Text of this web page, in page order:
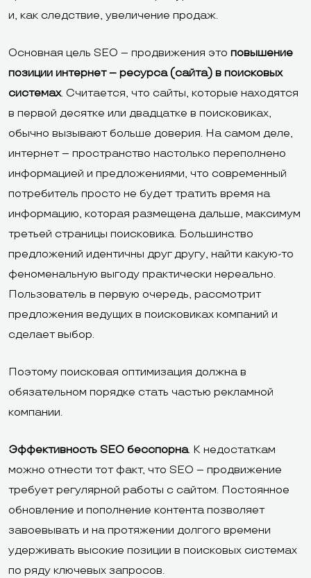
и, как следствие, увеличение продаж.
Основная цель SEO – продвижения это повышение
позиции интернет – ресурса (сайта) в поисковых
системах. Считается, что сайты, которые находятся
в первой десятке или двадцатке в поисковиках,
обычно вызывают больше доверия. На самом деле,
интернет – пространство настолько переполнено
информацией и предложениями, что современный
потребитель просто не будет тратить время на
информацию, которая размещена дальше, максимум
третьей страницы поисковика. Большинство
предложений идентичны друг другу, найти какую-то
феноменальную выгоду практически нереально.
Пользователь в первую очередь, рассмотрит
предложения ведущих в поисковиках компаний и
сделает выбор.
Поэтому поисковая оптимизация должна в
обязательном порядке стать частью рекламной
компании.
Эффективность SEO бесспорна. К недостаткам
можно отнести тот факт, что SEO – продвижение
требует регулярной работы с сайтом. Постоянное
обновление и пополнение контента позволяет
завоевывать и на протяжении долгого времени
удерживать высокие позиции в поисковых системах
по ряду ключевых запросов.